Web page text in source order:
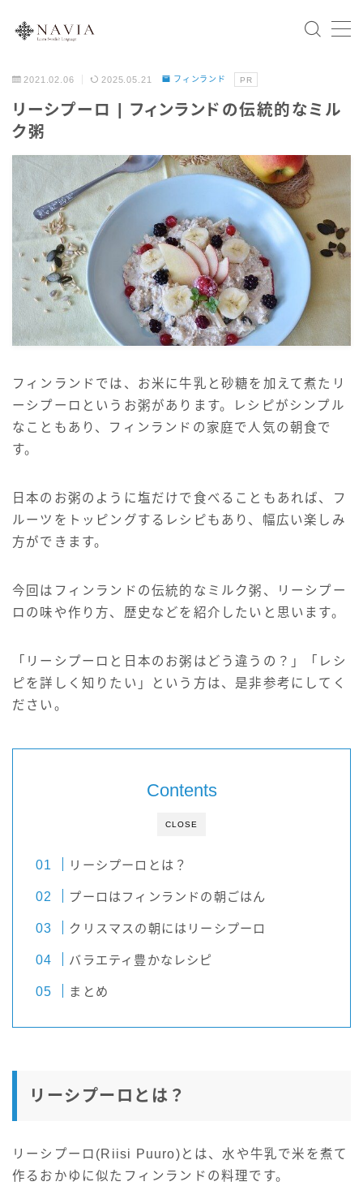
Home
スウェーデン語文法
会話表現
北欧の国々
スウェーデン
ノルウェー
デンマーク
フィンランド
アイスランド
サイト情報
2021.02.06 2025.05.21 フィンランド PR
リーシプーロ | フィンランドの伝統的なミル
ク粥
フィンランドでは、お米に牛乳と砂糖を加えて煮たリ
ーシプーロというお粥があります。レシピがシンプル
なこともあり、フィンランドの家庭で人気の朝食で
す。
日本のお粥のように塩だけで食べることもあれば、フ
ルーツをトッピングするレシピもあり、幅広い楽しみ
方ができます。
今回はフィンランドの伝統的なミルク粥、リーシプー
ロの味や作り方、歴史などを紹介したいと思います。
「リーシプーロと日本のお粥はどう違うの？」「レシ
ピを詳しく知りたい」という方は、是非参考にしてく
ださい。
CLOSE
Contents
リーシプーロとは？
プーロはフィンランドの朝ごはん
クリスマスの朝にはリーシプーロ
バラエティ豊かなレシピ
まとめ
リーシプーロとは？
リーシプーロ(Riisi Puuro)とは、水や牛乳で米を煮て
作るおかゆに似たフィンランドの料理です。